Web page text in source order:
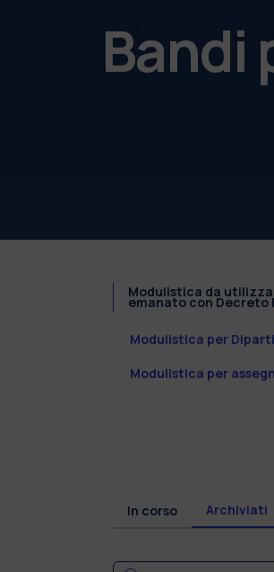
Bandi
Modulistica da
emanato con Decreto
Modulistica per
Modulistica per
In corso Archiviati